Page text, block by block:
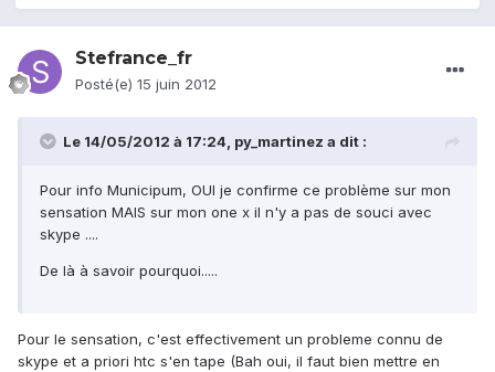
Stefrance_fr
Posté(e) 15 juin 2012
Le 14/05/2012 à 17:24, py_martinez a dit :
Pour info Municipum, OUI je confirme ce problème sur mon
sensation MAIS sur mon one x il n'y a pas de souci avec
skype ....
De là à savoir pourquoi.....
Pour le sensation, c'est effectivement un probleme connu de
skype et a priori htc s'en tape (Bah oui, il faut bien mettre en